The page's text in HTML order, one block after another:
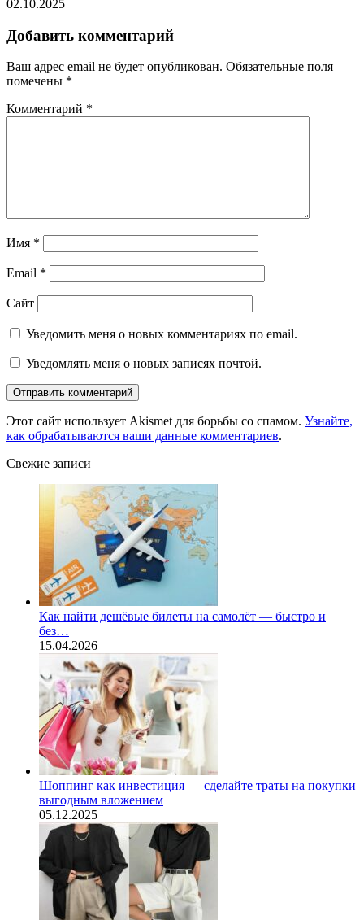
02.10.2025
Добавить комментарий
Ваш адрес email не будет опубликован. Обязательные поля
помечены *
Комментарий *
Имя *
Email *
Сайт
Уведомить меня о новых комментариях по email.
Уведомлять меня о новых записях почтой.
Этот сайт использует Akismet для борьбы со спамом. Узнайте,
как обрабатываются ваши данные комментариев.
Свежие записи
Как найти дешёвые билеты на самолёт — быстро и
без…
15.04.2026
Шоппинг как инвестиция — сделайте траты на покупки
выгодным вложением
05.12.2025